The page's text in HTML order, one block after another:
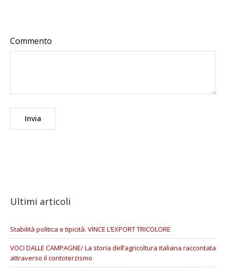
Commento
Ultimi articoli
Stabilità politica e tipicità. VINCE L’EXPORT TRICOLORE
VOCI DALLE CAMPAGNE/ La storia dell’agricoltura italiana raccontata
attraverso il contoterzismo